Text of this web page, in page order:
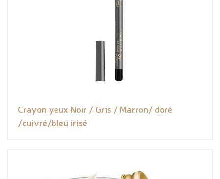
Crayon yeux Noir / Gris / Marron/ doré
/cuivré/bleu irisé